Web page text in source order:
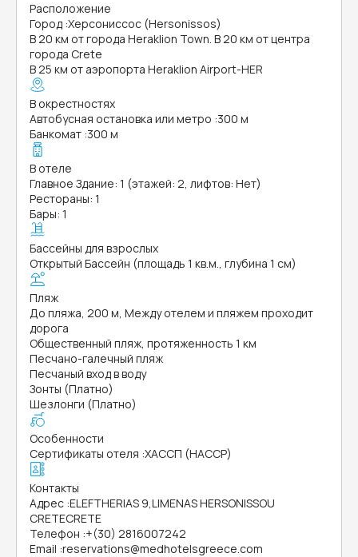
Расположение
Город :Херсониссос (Hersonissos)
В 20 км от города Heraklion Town. В 20 км от центра
города Crete
В 25 км от аэропорта Heraklion Airport-HER
В окрестностях
Автобусная остановка или метро :300 м
Банкомат :300 м
В отеле
Главное Здание: 1 (этажей: 2, лифтов: Нет)
Рестораны: 1
Бары: 1
Бассейны для взрослых
Открытый Бассейн (площадь 1 кв.м., глубина 1 см)
Пляж
До пляжа, 200 м, Между отелем и пляжем проходит
дорога
Общественный пляж, протяженность 1 км
Песчано-галечный пляж
Песчаный вход в воду
Зонты (Платно)
Шезлонги (Платно)
Особенности
Сертификаты отеля :ХАССП (HACCP)
Контакты
Адрес :ELEFTHERIAS 9,LIMENAS HERSONISSOU
CRETECRETE
Телефон :+(30) 2816007242
Email :reservations@medhotelsgreece.com